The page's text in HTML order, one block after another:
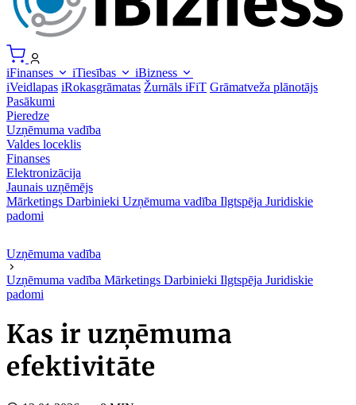
iFinanses iTiesības
iBizness
iVeidlapas iRokasgrāmatas Žurnāls iFiT Grāmatveža plānotājs
Pasākumi
Pieredze
Uzņēmuma vadība
Valdes loceklis
Finanses
Elektronizācija
Jaunais uzņēmējs
Mārketings Darbinieki Uzņēmuma vadība Ilgtspēja Juridiskie
padomi
Uzņēmuma vadība
Uzņēmuma vadība Mārketings Darbinieki Ilgtspēja Juridiskie
padomi
Kas ir uzņēmuma
efektivitāte